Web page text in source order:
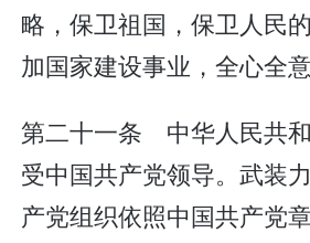
略，保卫祖国，保卫人民
加国家建设事业，全心全
第二十一条 中华人民共
受中国共产党领导。武装
产党组织依照中国共产党